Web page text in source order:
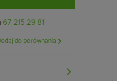
67 215 29 81
do porównania